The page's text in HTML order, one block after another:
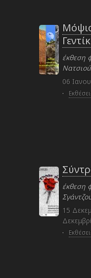
έκθεση
06
·
έκθεση
15
·